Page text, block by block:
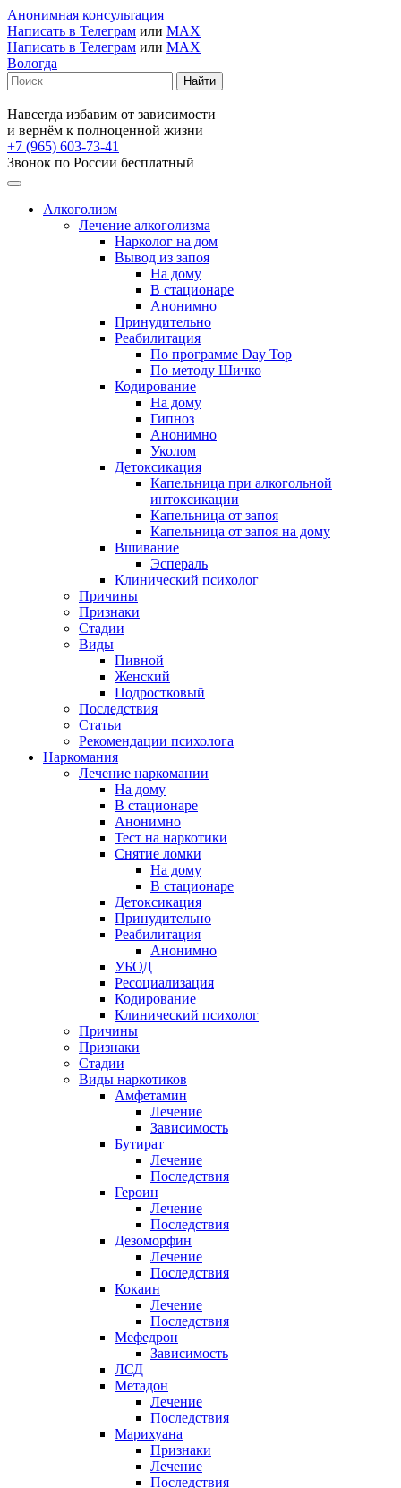
Анонимная консультация
Написать в Телеграм или MAX
Написать в Телеграм или MAX
Вологда
Навсегда избавим от зависимости
и вернём к полноценной жизни
+7 (965) 603-73-41
Звонок по России бесплатный
Алкоголизм
Лечение алкоголизма
Нарколог на дом
Вывод из запоя
На дому
В стационаре
Анонимно
Принудительно
Реабилитация
По программе Day Top
По методу Шичко
Кодирование
На дому
Гипноз
Анонимно
Уколом
Детоксикация
Капельница при алкогольной
интоксикации
Капельница от запоя
Капельница от запоя на дому
Вшивание
Эспераль
Клинический психолог
Причины
Признаки
Стадии
Виды
Пивной
Женский
Подростковый
Последствия
Статьи
Рекомендации психолога
Наркомания
Лечение наркомании
На дому
В стационаре
Анонимно
Тест на наркотики
Снятие ломки
На дому
В стационаре
Детоксикация
Принудительно
Реабилитация
Анонимно
УБОД
Ресоциализация
Кодирование
Клинический психолог
Причины
Признаки
Стадии
Виды наркотиков
Амфетамин
Лечение
Зависимость
Бутират
Лечение
Последствия
Героин
Лечение
Последствия
Дезоморфин
Лечение
Последствия
Кокаин
Лечение
Последствия
Мефедрон
Зависимость
ЛСД
Метадон
Лечение
Последствия
Марихуана
Признаки
Лечение
Последствия